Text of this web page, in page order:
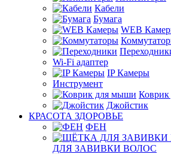
Кабели
Бумага
WEB
Wi-Fi адаптер
IP Камеры
Инструмент
Джойстик
КРАСОТА ЗДОРОВЬЕ
ФЕН
ДЛЯ ЗАВИВКИ ВОЛОС